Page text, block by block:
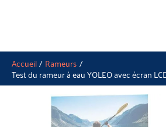
Accueil Rameurs
Test du rameur à eau YOLEO avec écran